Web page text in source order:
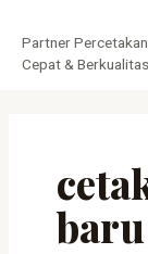
konten
Partner
Cepat & Berkualitas
baru